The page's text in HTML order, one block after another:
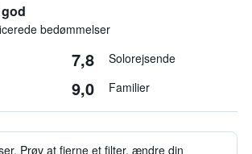
bedømmelser
7,8 Solorejsende
9,0 Familier
Prøv at fjerne et filter, ændre din